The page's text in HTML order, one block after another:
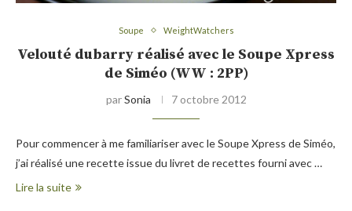
Soupe WeightWatchers
Velouté dubarry réalisé avec le Soupe Xpress
de Siméo (WW : 2PP)
parSonia 7 octobre 2012
Pour commencer à me familiariser avec le Soupe Xpress de Siméo,
j’ai réalisé une recette issue du livret de recettes fourni avec …
Lire la suite